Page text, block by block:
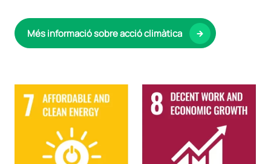
Més informació sobre acció climàtica